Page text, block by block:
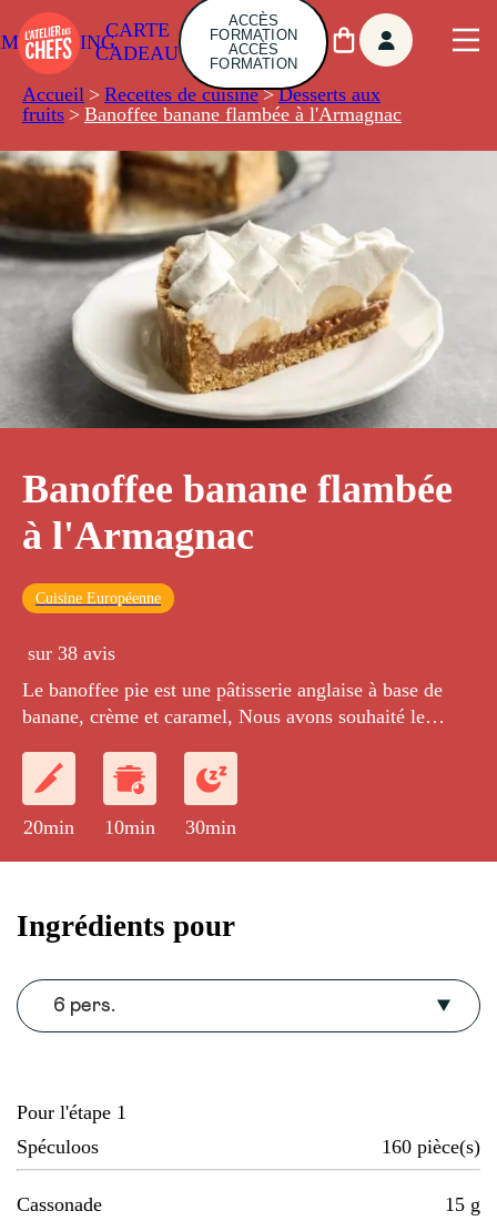
CARTE
CADEAU
ACCÈS
FORMATION
ACCÈS
FORMATION
Accueil > Recettes de cuisine > Desserts aux
fruits > Banoffee banane flambée à l'Armagnac
Banoffee banane flambée
à l'Armagnac
Cuisine Européenne
sur 38 avis
Le banoffee pie est une pâtisserie anglaise à base de
banane, crème et caramel, Nous avons souhaité le
20min 10min 30min
Ingrédients pour
6 pers.
Pour l'étape 1
Spéculoos
160 pièce(s)
Cassonade 15 g